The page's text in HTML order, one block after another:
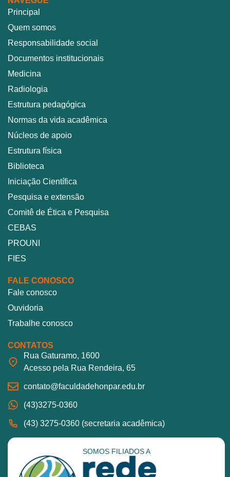
Principal
Quem somos
Responsabilidade social
Documentos institucionais
Medicina
Radiologia
Estrutura pedagógica
Normas da vida acadêmica
Núcleos de apoio
Estrutura física
Biblioteca
Iniciação Científica
Pesquisa e extensão
Comitê de Ética e Pesquisa
CEBAS
PROUNI
FIES
FALE CONOSCO
Fale conosco
Ouvidoria
Trabalhe conosco
CONTATOS
Rua Gaturamo, 1600
Acesso pela Rua Rendeira, 65
contato@faculdadehonpar.edu.br
(43)3275-0360
(43) 3275-0360 (secretaria acadêmica)
SOMOS FILIADOS A